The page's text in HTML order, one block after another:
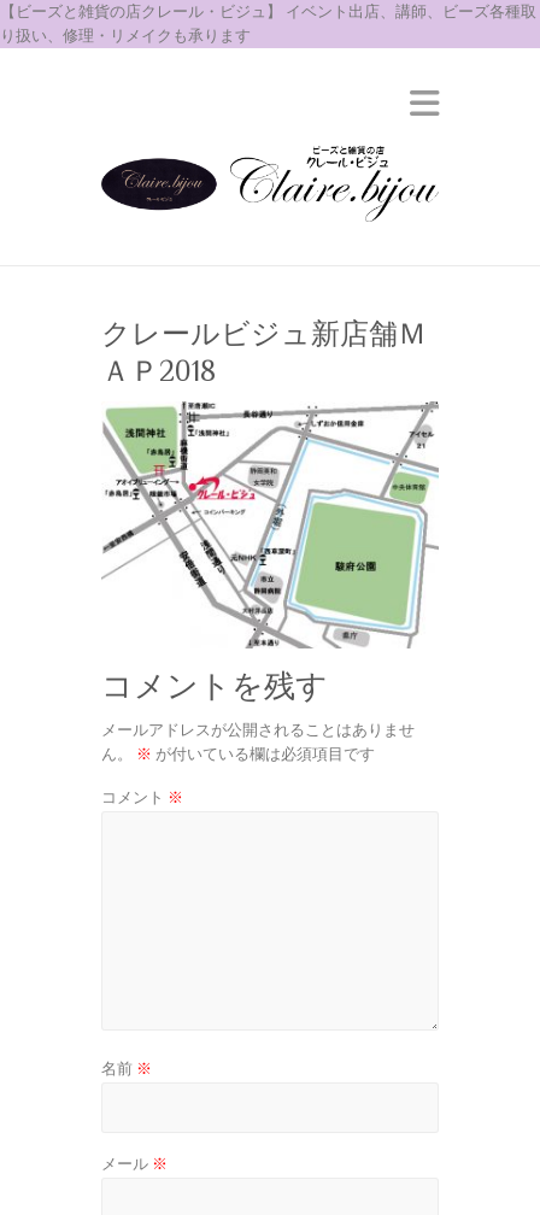
【ビーズと雑貨の店クレール・ビジュ】 イベント出店、講師、ビーズ各種取
り扱い、修理・リメイクも承ります
クレールビジュ新店舗Ｍ
ＡＰ2018
コメントを残す
メールアドレスが公開されることはありませ
ん。
※ が付いている欄は必須項目です
コメント ※
名前 ※
メール ※